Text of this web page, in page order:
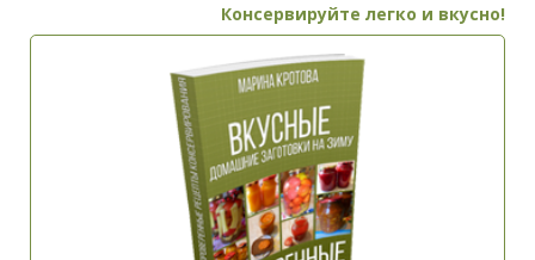
Консервируйте легко и вкусно!